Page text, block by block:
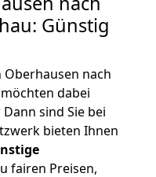
Günstig
Oberhausen nach
dabei
Dann sind Sie bei
bieten Ihnen
fairen Preisen,